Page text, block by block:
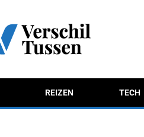
REIZEN TECH